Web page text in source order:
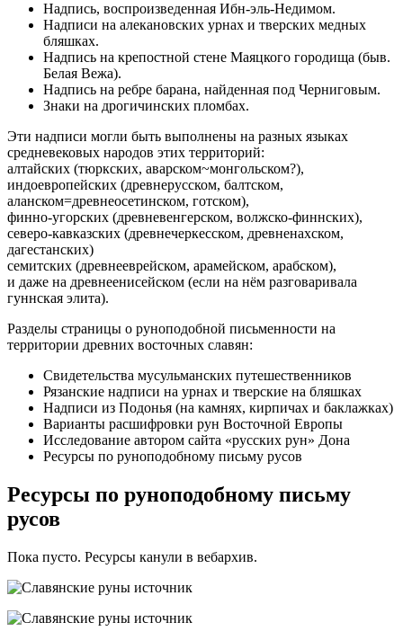
Надпись, воспроизведенная Ибн-эль-Недимом.
Надписи на алекановских урнах и тверских медных
бляшках.
Надпись на крепостной стене Маяцкого городища (быв.
Белая Вежа).
Надпись на ребре барана, найденная под Черниговым.
Знаки на дрогичинских пломбах.
Эти надписи могли быть выполнены на разных языках
средневековых народов этих территорий:
алтайских (тюркских, аварском~монгольском?),
индоевропейских (древнерусском, балтском,
аланском=древнеосетинском, готском),
финно-угорских (древневенгерском, волжско-финнских),
северо-кавказских (древнечеркесском, древненахском,
дагестанских)
семитских (древнееврейском, арамейском, арабском),
и даже на древнеенисейском (если на нём разговаривала
гуннская элита).
Разделы страницы о руноподобной письменности на
территории древних восточных славян:
Свидетельства мусульманских путешественников
Рязанские надписи на урнах и тверские на бляшках
Надписи из Подонья (на камнях, кирпичах и баклажках)
Варианты расшифровки рун Восточной Европы
Исследование автором сайта «русских рун» Дона
Ресурсы по руноподобному письму русов
Ресурсы по руноподобному письму
русов
Пока пусто. Ресурсы канули в вебархив.